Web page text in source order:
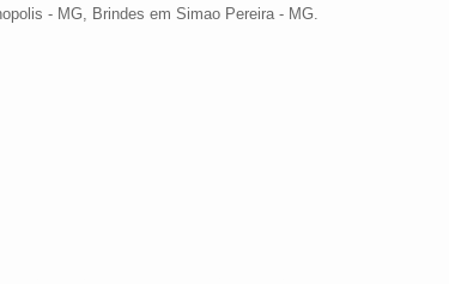
- MG, Brindes em Simao Pereira - MG.